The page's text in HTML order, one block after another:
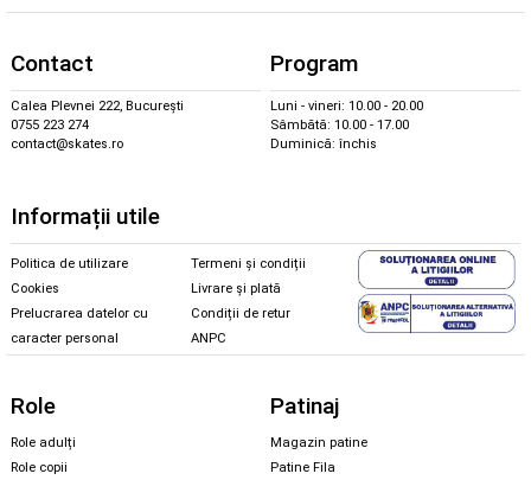
Contact
Calea Plevnei 222, București
0755 223 274
contact@skates.ro
Program
Luni - vineri: 10.00 - 20.00
Sâmbătă: 10.00 - 17.00
Duminică: închis
Informații utile
Politica de utilizare
Cookies
Prelucrarea datelor cu
caracter personal
Termeni și condiții
Livrare și plată
Condiții de retur
ANPC
Role
Role adulți
Role copii
Patinaj
Magazin patine
Patine Fila